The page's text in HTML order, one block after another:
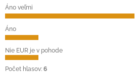
e
Áno veľmi
Áno
Nie EUR je v pohode
Počet hlasov: 6